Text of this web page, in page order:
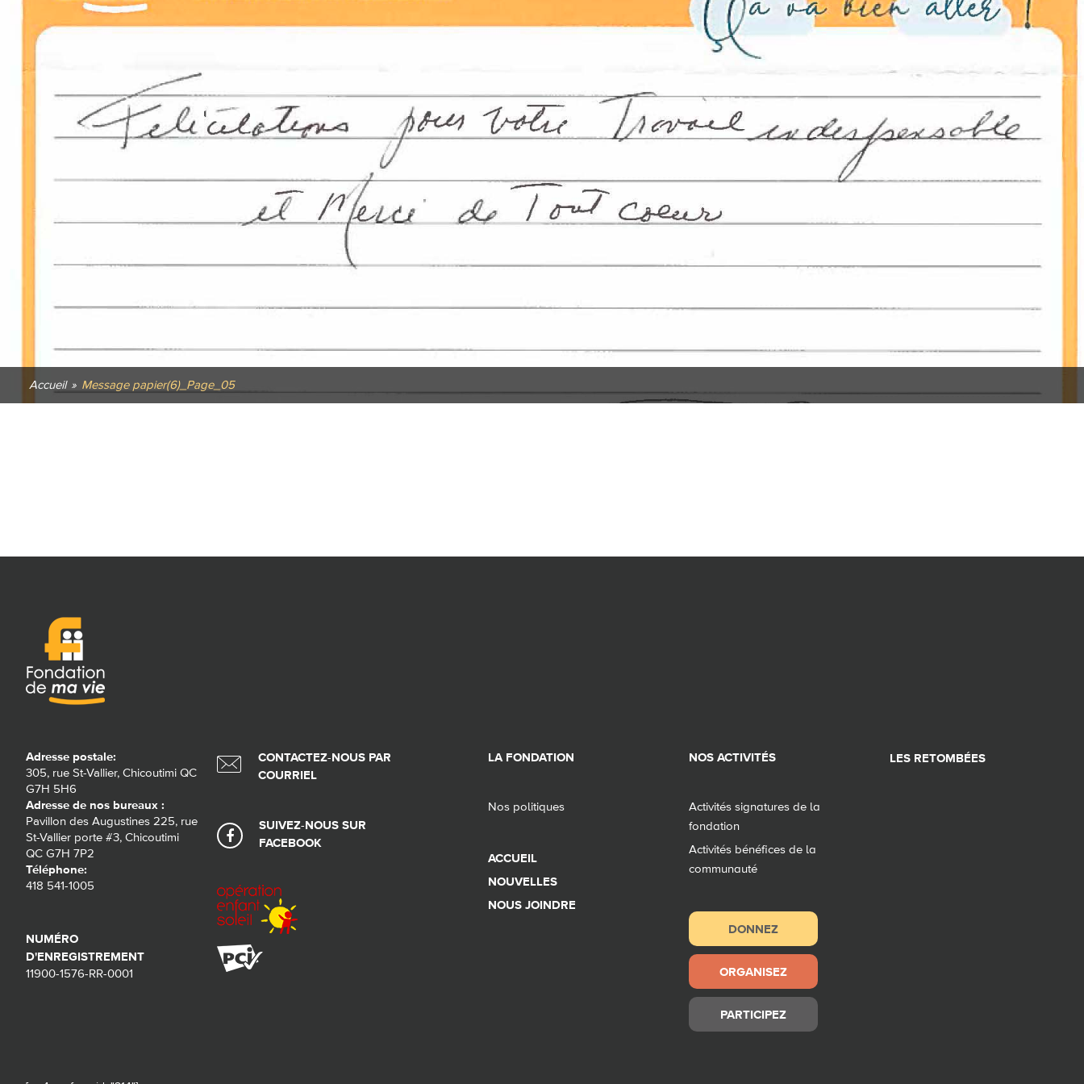
Accueil » Message papier(6)_Page_05
Adresse postale:
305, rue St-Vallier, Chicoutimi QC
G7H 5H6
Adresse de nos bureaux :
Pavillon des Augustines 225, rue
St-Vallier porte #3, Chicoutimi
QC G7H 7P2
Téléphone:
418 541-1005
NUMÉRO
D'ENREGISTREMENT
11900-1576-RR-0001
CONTACTEZ-NOUS PAR
COURRIEL
SUIVEZ-NOUS SUR
FACEBOOK
LA FONDATION
Nos politiques
ACCUEIL
NOUVELLES
NOUS JOINDRE
NOS ACTIVITÉS
Activités signatures de la
fondation
Activités bénéfices de la
communauté
DONNEZ
ORGANISEZ
PARTICIPEZ
LES RETOMBÉES